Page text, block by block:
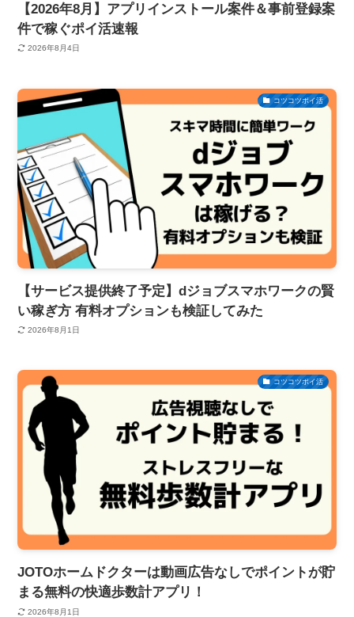
【2026年8月】アプリインストール案件＆事前登録案
件で稼ぐポイ活速報
2026年8月4日
コツコツポイ活
【サービス提供終了予定】dジョブスマホワークの賢
い稼ぎ方 有料オプションも検証してみた
2026年8月1日
コツコツポイ活
JOTOホームドクターは動画広告なしでポイントが貯
まる無料の快適歩数計アプリ！
2026年8月1日